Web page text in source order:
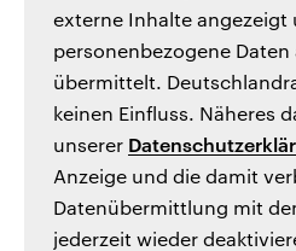
externe Inhalte angezeigt
personenbezogene
übermittelt.
keinen Einfluss. Näheres
unserer
Anzeige und die damit
Datenübermittlung mit
jederzeit wieder